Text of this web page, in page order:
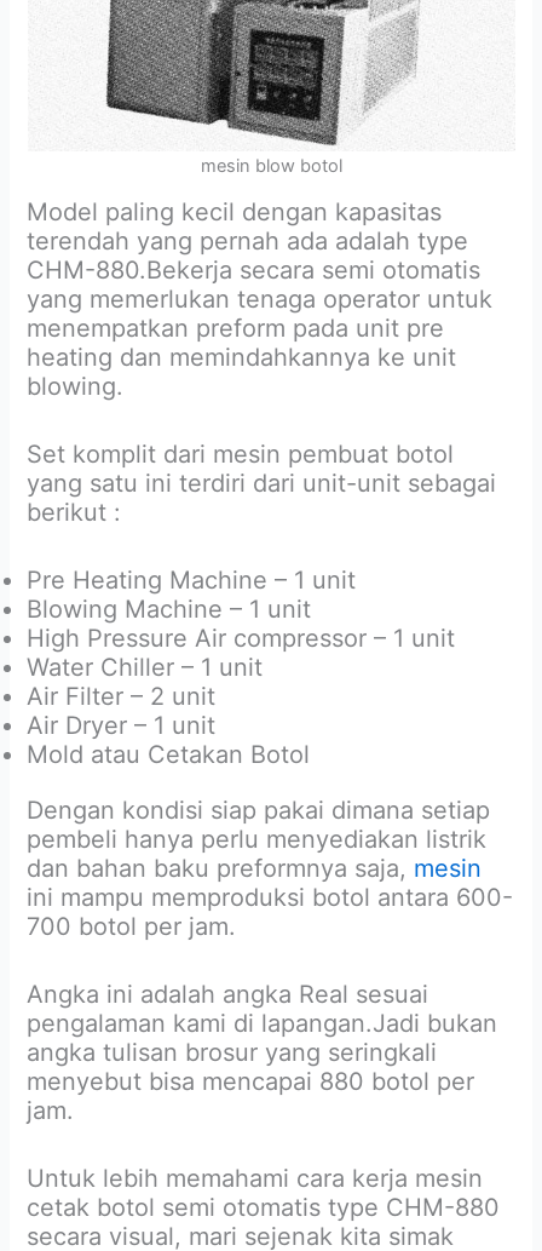
mesin blow botol
Model paling kecil dengan kapasitas
terendah yang pernah ada adalah type
CHM-880.Bekerja secara semi otomatis
yang memerlukan tenaga operator untuk
menempatkan preform pada unit pre
heating dan memindahkannya ke unit
blowing.
Set komplit dari mesin pembuat botol
yang satu ini terdiri dari unit-unit sebagai
berikut :
Pre Heating Machine – 1 unit
Blowing Machine – 1 unit
High Pressure Air compressor – 1 unit
Water Chiller – 1 unit
Air Filter – 2 unit
Air Dryer – 1 unit
Mold atau Cetakan Botol
Dengan kondisi siap pakai dimana setiap
pembeli hanya perlu menyediakan listrik
dan bahan baku preformnya saja, mesin
ini mampu memproduksi botol antara 600-
700 botol per jam.
Angka ini adalah angka Real sesuai
pengalaman kami di lapangan.Jadi bukan
angka tulisan brosur yang seringkali
menyebut bisa mencapai 880 botol per
jam.
Untuk lebih memahami cara kerja mesin
cetak botol semi otomatis type CHM-880
secara visual, mari sejenak kita simak